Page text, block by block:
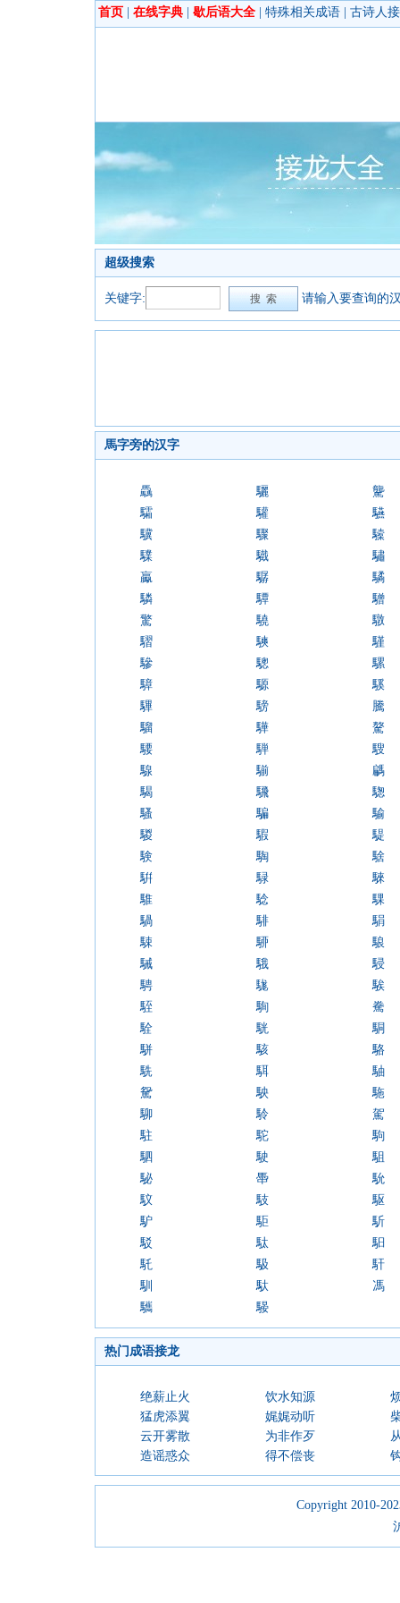
首页 在线字典 歇后语大全 特殊相关成语 古诗人
超级搜索
关键字: 请输入要查询的
馬字旁的汉字
驫 驪
驡
驦
驩
驠
驥
驟
驝
驜
驖
驌
驘
驏
驈
驎
驔
驓
驚
驍
驐
騽
騻
騹
驂
驄
騾
騿
騵
騱
驆
騯
騰
騮
驊
驁
騕
騨
騪
騡
騚
騗
騔
騛
騘
騷
騙
騟
騣
騢
騠
験
騊
騇
騈
騄
騋
騅
騐
騍
騧
騑
駽
駷
駵
駺
駴
騀
駸
騁
駹
騃
駤
駨
駦
駩
駫
駧
駢
駭
駱
駪
駬
駎
駌
駚
駞
駠
駖
駕
駐
駝
駒
駟
駛
駔
駜
馽
馻
馼
馶
駆
馿
駏
馸
駁
駄
馹
馲
馺
馯
馴
馱
馮
驨
騴
热门成语接龙
绝薪止火 饮水知源
猛虎添翼
娓娓动听
云开雾散
为非作歹
造谣惑众
得不偿丧
Copyright 2010-